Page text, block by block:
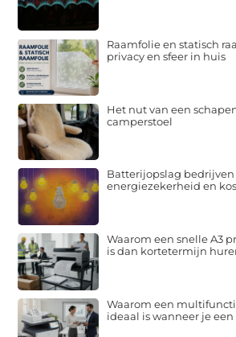
Raamfolie en statisch
privacy en sfeer in huis
Het nut van een
camperstoel
Batterijopslag
energiezekerheid en
Waarom een snelle A3
is dan kortetermijn
Waarom een
ideaal is wanneer je